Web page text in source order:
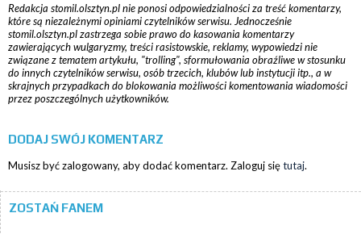
Redakcja stomil.olsztyn.pl nie ponosi odpowiedzialności za treść komentarzy,
które są niezależnymi opiniami czytelników serwisu. Jednocześnie
stomil.olsztyn.pl zastrzega sobie prawo do kasowania komentarzy
zawierających wulgaryzmy, treści rasistowskie, reklamy, wypowiedzi nie
związane z tematem artykułu, "trolling", sformułowania obraźliwe w stosunku
do innych czytelników serwisu, osób trzecich, klubów lub instytucji itp., a w
skrajnych przypadkach do blokowania możliwości komentowania wiadomości
przez poszczególnych użytkowników.
DODAJ SWÓJ KOMENTARZ
Musisz być zalogowany, aby dodać komentarz. Zaloguj siętutaj.
ZOSTAŃ FANEM